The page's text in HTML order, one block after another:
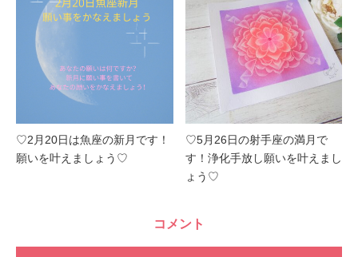
♡2月20日は魚座の新月です！
願いを叶えましょう♡
♡5月26日の射手座の満月で
す！浄化手放し願いを叶えまし
ょう♡
コメント